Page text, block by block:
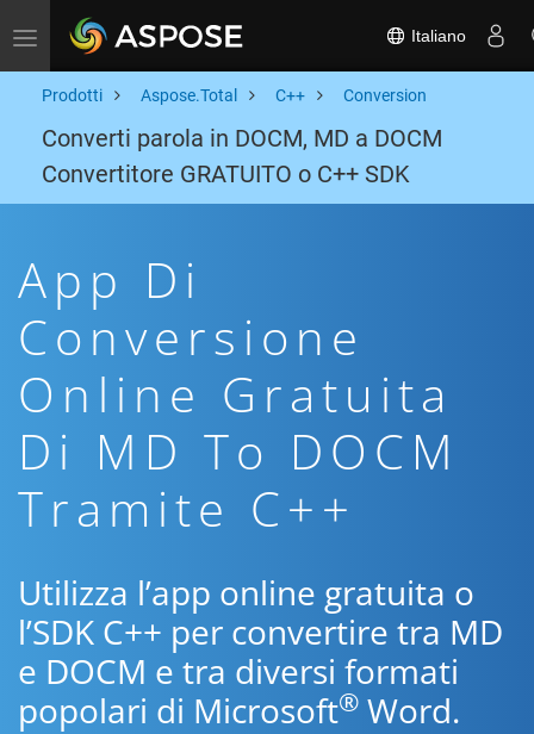
Toggle navigation Italiano
Prodotti Aspose.Total C++ Conversion
Converti parola in DOCM, MD a DOCM
Convertitore GRATUITO o C++ SDK
App Di
Conversione
Online Gratuita
Di MD To DOCM
Tramite C++
Utilizza l’app online gratuita o
l’SDK C++ per convertire tra MD
e DOCM e tra diversi formati
popolari di Microsoft® Word.